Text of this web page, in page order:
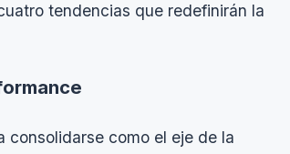
tendencias que redefinirán la
consolidarse como el eje de la